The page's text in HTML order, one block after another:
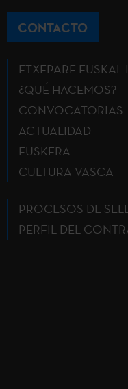
CONTACTO
ETXEPARE
¿QUÉ HACEMOS?
CONVOCATORIAS
ACTUALIDAD
EUSKERA
CULTURA VASCA
PROCESOS DE
PERFIL DEL